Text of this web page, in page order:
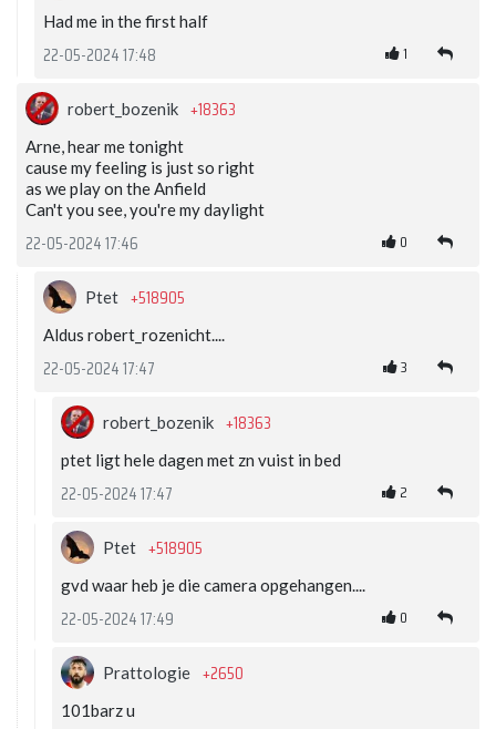
Had me in the first half
22-05-2024 17:48 1
robert_bozenik +18363
Arne, hear me tonight
cause my feeling is just so right
as we play on the Anfield
Can't you see, you're my daylight
22-05-2024 17:46 0
Ptet +518905
Aldus robert_rozenicht....
22-05-2024 17:47 3
robert_bozenik +18363
ptet ligt hele dagen met zn vuist in bed
22-05-2024 17:47 2
Ptet +518905
gvd waar heb je die camera opgehangen....
22-05-2024 17:49 0
Prattologie +2650
101barz u